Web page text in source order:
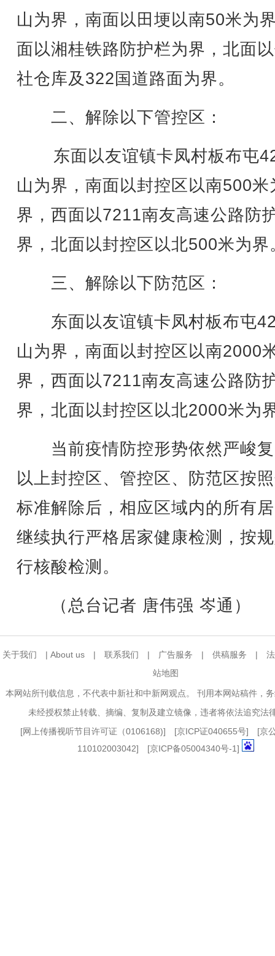
山为界，南面以田埂以南50米为
面以湘桂铁路防护栏为界，北面
社仓库及322国道路面为界。
二、解除以下管控区：
东面以友谊镇卡凤村板布屯
山为界，南面以封控区以南500米
界，西面以7211南友高速公路防
界，北面以封控区以北500米为界
三、解除以下防范区：
东面以友谊镇卡凤村板布屯
山为界，南面以封控区以南2000
界，西面以7211南友高速公路防
界，北面以封控区以北2000米为
当前疫情防控形势依然严峻
以上封控区、管控区、防范区按
标准解除后，相应区域内的所有
继续执行严格居家健康检测，按
行核酸检测。
（总台记者 唐伟强 岑通）
关于我们 | About us | 联系我们 | 广告服务 | 供稿服务 |
站地图
本网站所刊载信息，不代表中新社和中新网观点。 刊用本网站稿件，
未经授权禁止转载、摘编、复制及建立镜像，违者将依法追究法
[网上传播视听节目许可证（0106168)] [京ICP证040655号] [京
110102003042] [京ICP备05004340号-1]